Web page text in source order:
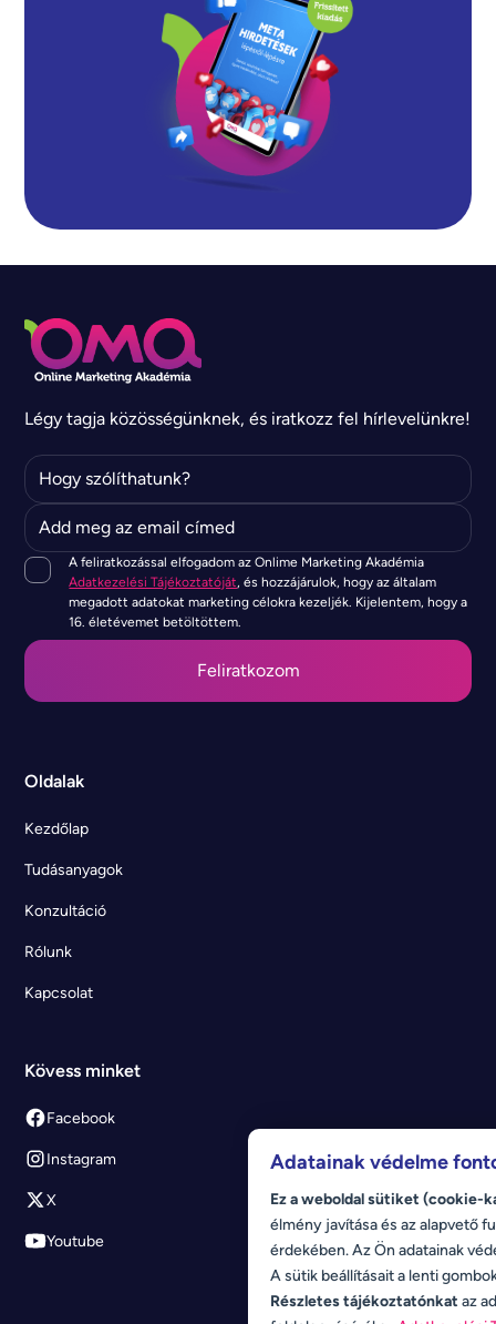
Légy tagja közösségünknek, és iratkozz fel hírlevelünkre!
A feliratkozással elfogadom az Onlime Marketing Akadémia
Adatkezelési Tájékoztatóját, és hozzájárulok, hogy az általam
megadott adatokat marketing célokra kezeljék. Kijelentem, hogy a
16. életévemet betöltöttem.
Oldalak
Kezdőlap
Tudásanyagok
Konzultáció
Rólunk
Kapcsolat
Kövess minket
Facebook
Instagram
X
Youtube
Adatainak védelme
Ez a weboldal sütiket (cookie-
élmény javítása és az alapvető
érdekében. Az Ön adatainak
A sütik beállításait a lenti
Részletes tájékoztatónkat az